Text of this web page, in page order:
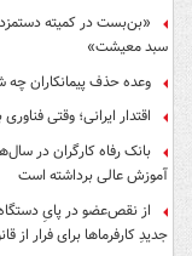
«بن‌بست در کمیته
سبد معیشت»
وعده حذف پیمانکاران
اقتدار ایرانی؛ وقتی
بانک رفاه کارگران در
آموزش عالی برداشته است
از نقص‌عضو در پایِ
جدیدِ کارفرماها برای فرار